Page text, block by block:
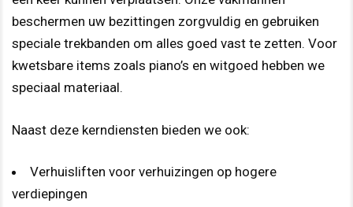
beschermen uw bezittingen zorgvuldig en gebruiken
speciale trekbanden om alles goed vast te zetten. Voor
kwetsbare items zoals piano’s en witgoed hebben we
speciaal materiaal.
Naast deze kerndiensten bieden we ook:
Verhuisliften voor verhuizingen op hogere
verdiepingen